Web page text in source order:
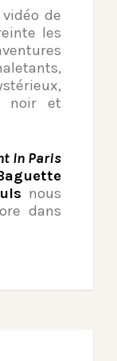
de
les
noir et
In Paris
nous
dans